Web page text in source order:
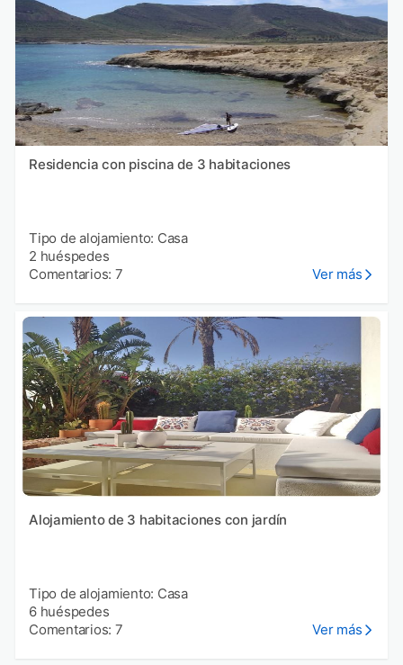
Residencia con piscina de 3 habitaciones
Tipo de alojamiento: Casa
2 huéspedes
Comentarios: 7
Ver más
Alojamiento de 3 habitaciones con jardín
Tipo de alojamiento: Casa
6 huéspedes
Comentarios: 7
Ver más